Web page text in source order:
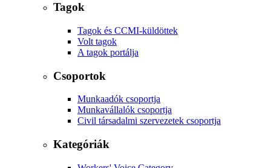
Tagok
Tagok és CCMI-küldöttek
Volt tagok
A tagok portálja
Csoportok
Munkaadók csoportja
Munkavállalók csoportja
Civil társadalmi szervezetek csoportja
Kategóriák